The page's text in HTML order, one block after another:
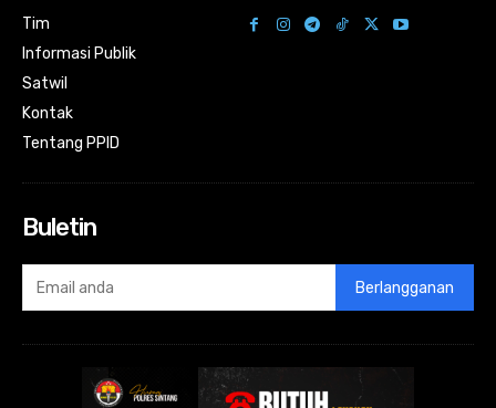
Tim
Informasi Publik
Satwil
Kontak
Tentang PPID
Buletin
Berlangganan